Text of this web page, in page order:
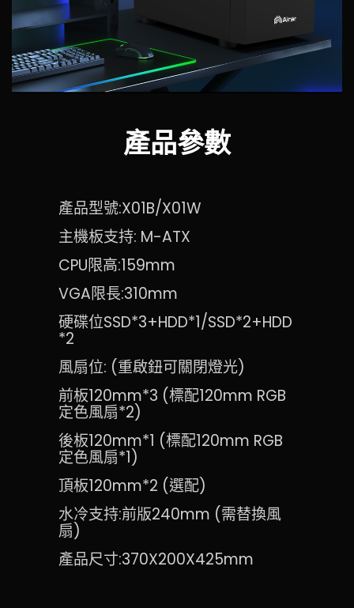
產品參數
產品型號:X01B/X01W
主機板支持: M-ATX
CPU限高:159mm
VGA限長:310mm
硬碟位SSD*3+HDD*1/SSD*2+HDD
*2
風扇位: (重啟鈕可關閉燈光)
前板120mm*3 (標配120mm RGB
定色風扇*2)
後板120mm*1 (標配120mm RGB
定色風扇*1)
頂板120mm*2 (選配)
水冷支持:前版240mm (需替換風
扇)
產品尺寸:370X200X425mm